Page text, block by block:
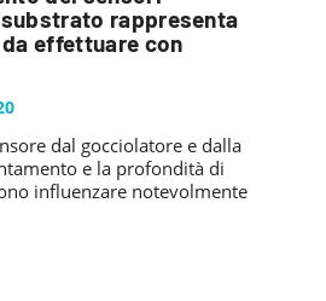
& SERVIZI SRL
SETTIMANA
rappresenta
da effettuare con
dal gocciolatore e dalla
e la profondità di
influenzare notevolmente